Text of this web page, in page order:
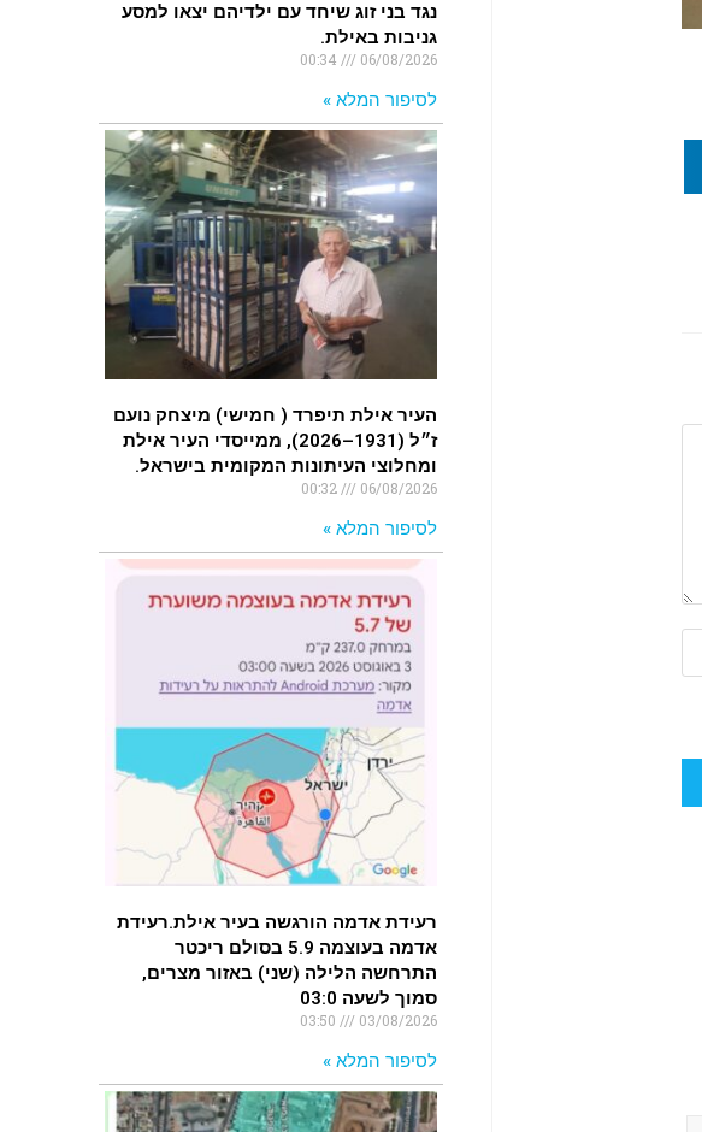
נגד בני זוג שיחד עם ילדיהם יצאו למסע
גניבות באילת.
06/08/2026
לסיפור המלא »
העיר אילת תיפרד ( חמישי) מיצחק נועם
ז״ל (1931–2026), ממייסדי העיר אילת
ומחלוצי העיתונות המקומית בישראל.
06/08/2026
לסיפור המלא »
רעידת אדמה הורגשה בעיר אילת.רעידת
אדמה בעוצמה 5.9 בסולם ריכטר
התרחשה הלילה (שני) באזור מצרים,
סמוך לשעה 03:0
03/08/2026
לסיפור המלא »